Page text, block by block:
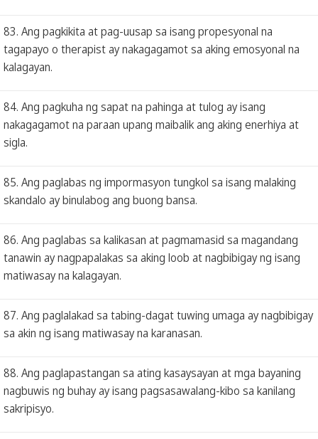
83. Ang pagkikita at pag-uusap sa isang propesyonal na
tagapayo o therapist ay nakagagamot sa aking emosyonal na
kalagayan.
84. Ang pagkuha ng sapat na pahinga at tulog ay isang
nakagagamot na paraan upang maibalik ang aking enerhiya at
sigla.
85. Ang paglabas ng impormasyon tungkol sa isang malaking
skandalo ay binulabog ang buong bansa.
86. Ang paglabas sa kalikasan at pagmamasid sa magandang
tanawin ay nagpapalakas sa aking loob at nagbibigay ng isang
matiwasay na kalagayan.
87. Ang paglalakad sa tabing-dagat tuwing umaga ay nagbibigay
sa akin ng isang matiwasay na karanasan.
88. Ang paglapastangan sa ating kasaysayan at mga bayaning
nagbuwis ng buhay ay isang pagsasawalang-kibo sa kanilang
sakripisyo.